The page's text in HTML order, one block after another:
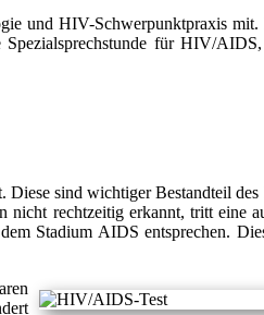
und HIV-Schwerpunktpraxis mit.
für HIV/
sind wichtiger Bestandteil
rechtzeitig erkannt, tritt eine
Stadium AIDS entsprechen.